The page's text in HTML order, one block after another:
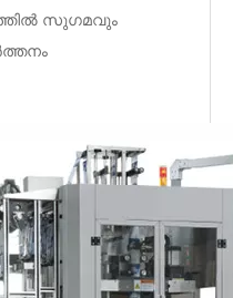
സുഗമവും